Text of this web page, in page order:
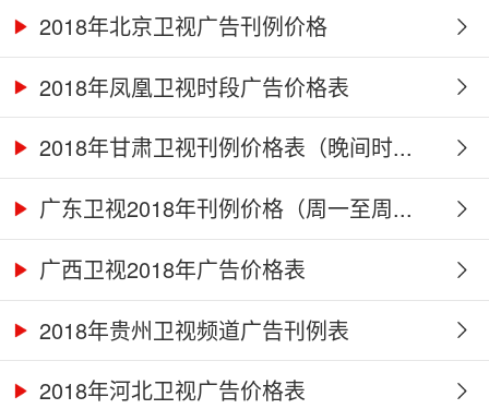
2018年北京卫视广告刊例价格
2018年凤凰卫视时段广告价格表
2018年甘肃卫视刊例价格表（晚间时...
广东卫视2018年刊例价格（周一至周...
广西卫视2018年广告价格表
2018年贵州卫视频道广告刊例表
2018年河北卫视广告价格表